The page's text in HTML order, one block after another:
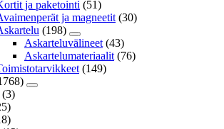
ja paketointi (51)
ja magneetit (30)
(198)
Askarteluvälineet (43)
Askartelumateriaalit (76)
(149)
(3)